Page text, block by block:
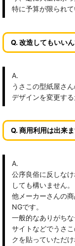
特に予算が限られ
Q. 改造してもいい
A.
うさこの型紙屋さ
デザインを変更す
Q. 商用利用は出来
A.
公序良俗に反しな
しても構いません。
他メーカーさんの
NGです。
一般的なありがち
サイトなどでうさ
クを貼っていただけ